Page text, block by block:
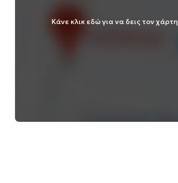
Κάνε κλικ εδώ για να δεις τον χάρτη